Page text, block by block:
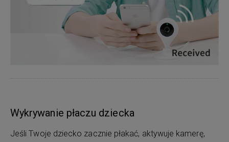
Wykrywanie płaczu dziecka
Jeśli Twoje dziecko zacznie płakać, aktywuje kamerę,